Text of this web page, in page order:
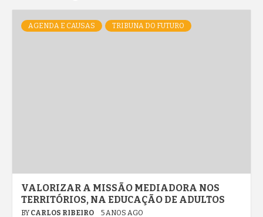
AGENDA E CAUSAS TRIBUNA DO FUTURO
VALORIZAR A MISSÃO MEDIADORA NOS
TERRITÓRIOS, NA EDUCAÇÃO DE ADULTOS
BY CARLOS RIBEIRO 5 ANOS AGO